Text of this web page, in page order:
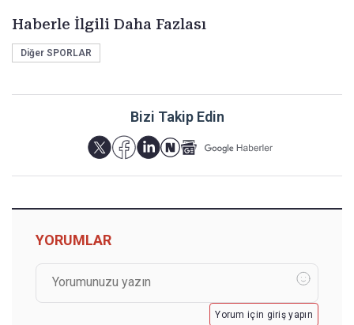
Haberle İlgili Daha Fazlası
Diğer SPORLAR
Bizi Takip Edin
YORUMLAR
Yorum için giriş yapın